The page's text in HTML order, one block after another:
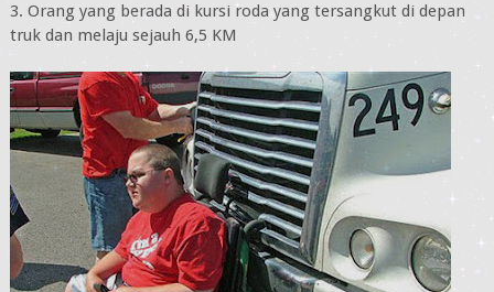
3. Orang yang berada di kursi roda yang tersangkut di depan
truk dan melaju sejauh 6,5 KM